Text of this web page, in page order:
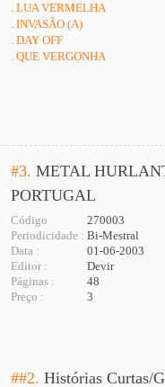
. LUA VERMELHA
. INVASÃO (A)
. DAY OFF
. QUE VERGONHA
#3. METAL
PORTUGAL
Código
270003
Periodicidade : Bi-Mestral
Data :
01-06-2003
Editor :
Devir
Páginas :
48
Preço :
3
##2. Histórias Curtas/